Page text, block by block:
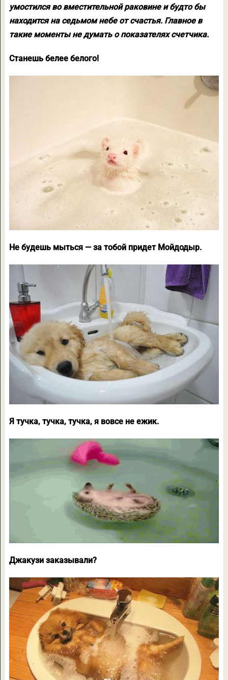
умостился во вместительной раковине и будто бы
находится на седьмом небе от счастья. Главное в
такие моменты не думать о показателях счетчика.
Станешь белее белого!
Не будешь мыться — за тобой придет Мойдодыр.
Я тучка, тучка, тучка, я вовсе не ежик.
Джакузи заказывали?